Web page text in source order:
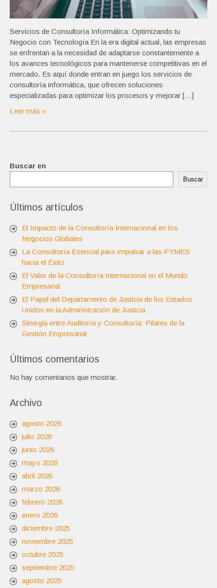
Servicios de Consultoría Informática: Optimizando tu
Negocio con Tecnología En la era digital actual, las empresas
se enfrentan a la necesidad de adaptarse constantemente a
los avances tecnológicos para mantenerse competitivas en el
mercado. Es aquí donde entran en juego los servicios de
consultoría informática, que ofrecen soluciones
especializadas para optimizar los procesos y mejorar […]
Leer más »
Buscar en
Buscar
Últimos artículos
El Impacto de la Consultoría Internacional en los
Negocios Globales
La Consultoría Esencial para Impulsar a las PYMES
hacia el Éxito
El Valor de la Consultoría Internacional en el Mundo
Empresarial
El Papel del Departamento de Justicia de los Estados
Unidos en la Administración de Justicia
Sinergia entre Auditoría y Consultoría: Pilares de la
Gestión Empresarial
Últimos comentarios
No hay comentarios que mostrar.
Archivo
agosto 2026
julio 2026
junio 2026
mayo 2026
abril 2026
marzo 2026
febrero 2026
enero 2026
diciembre 2025
noviembre 2025
octubre 2025
septiembre 2025
agosto 2025